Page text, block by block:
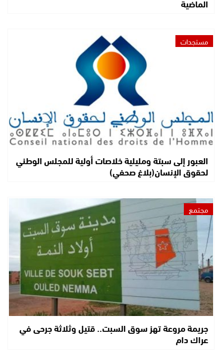
الماضية
مستجدات
العبور إلى سبتة ومليلية خلاصات أولية للمجلس الوطني
لحقوق الإنسان(بلاغ صحفي)
مجتمع
جريمة مروعة تهز سوق السبت.. قتيل وثلاثة جرحى في
عراك دام